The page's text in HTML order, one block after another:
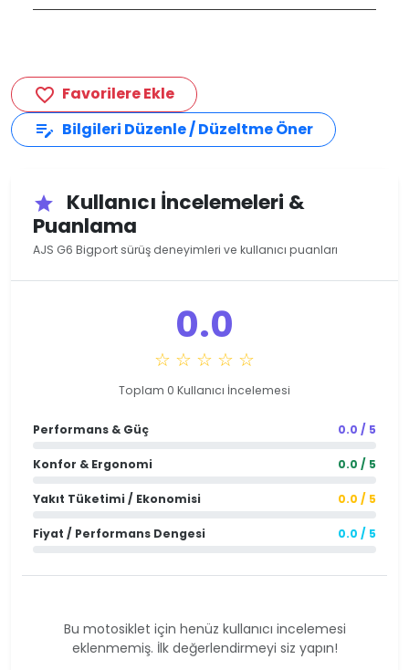
favorite_border Favorilere Ekle
edit_note Bilgileri Düzenle / Düzeltme Öner
star
Kullanıcı İncelemeleri &
Puanlama
AJS G6 Bigport sürüş deneyimleri ve kullanıcı puanları
0.0
☆ ☆ ☆ ☆ ☆
Toplam 0 Kullanıcı İncelemesi
Performans & Güç 0.0 / 5
Konfor & Ergonomi 0.0 / 5
Yakıt Tüketimi / Ekonomisi 0.0 / 5
Fiyat / Performans Dengesi 0.0 / 5
Bu motosiklet için henüz kullanıcı incelemesi
eklenmemiş. İlk değerlendirmeyi siz yapın!